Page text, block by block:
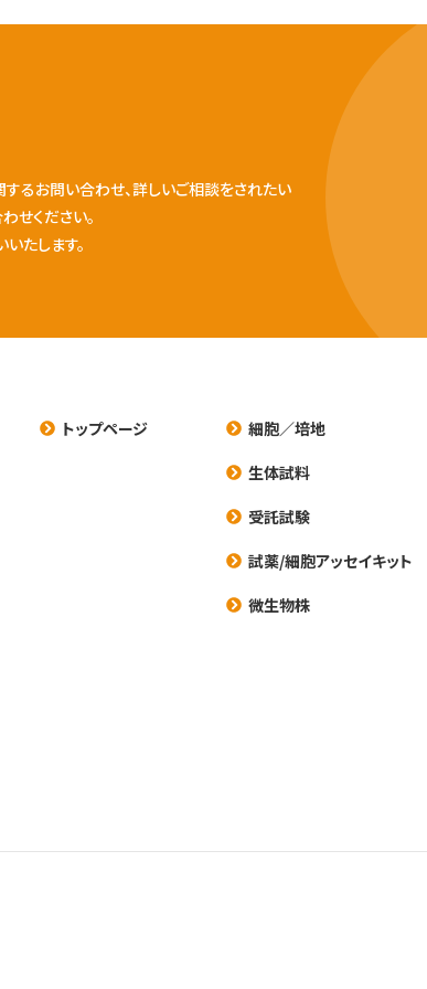
るお問い合わせ、詳しいご相談をされたい
せください。
たします。
トップページ
細胞／培地
生体試料
受託試験
試薬/細胞アッセイキット
微生物株